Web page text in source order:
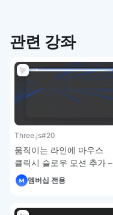
관련 강좌
Three.js#20
움직이는 라인에 마우스
클릭시 슬로우 모션 추가 –
Three.js 강의
멤버십 전용